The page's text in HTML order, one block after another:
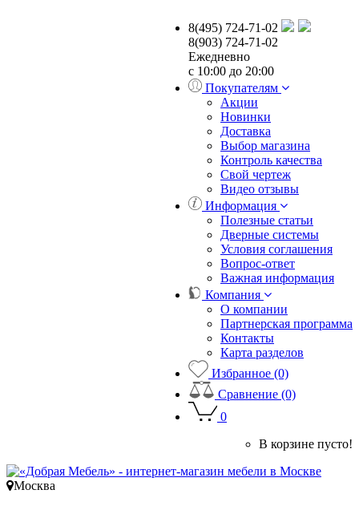
8(495) 724-71-02
8(903) 724-71-02
Ежедневно
с 10:00 до 20:00
Покупателям
Акции
Новинки
Доставка
Выбор магазина
Контроль качества
Свой чертеж
Видео отзывы
Информация
Полезные статьи
Дверные системы
Условия соглашения
Вопрос-ответ
Важная информация
Компания
О компании
Партнерская программа
Контакты
Карта разделов
Избранное (0)
Сравнение (0)
0
В корзине пусто!
Москва